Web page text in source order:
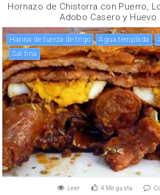
Hornazo de Chistorra con Puerro,
Adobo Casero y Huevo
harina de fuerza de trigo agua templada
Sal fina
Leer 4 Me gusta